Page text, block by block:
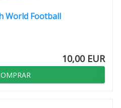
World Football
10,00 EUR